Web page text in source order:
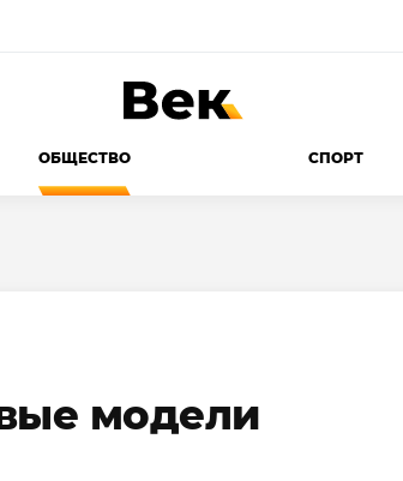
ОБЩЕСТВО СПОРТ
модели